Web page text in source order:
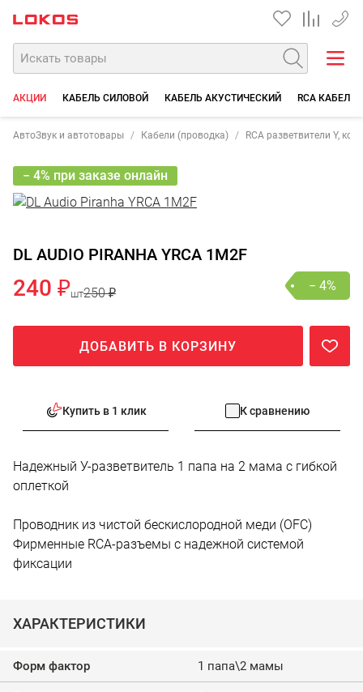
+7
АКЦИИ КАБЕЛЬ СИЛОВОЙ КАБЕЛЬ АКУСТИЧЕСКИЙ RCA
АвтоЗвук и автотовары Кабели (проводка) RCA разветвители Y,
− 4% при заказе онлайн
DL AUDIO PIRANHA YRCA 1M2F
240 ₽шт250 ₽ − 4%
ДОБАВИТЬ В КОРЗИНУ
Купить в 1 клик К сравнению
Надежный У-разветвитель 1 папа на 2 мама с гибкой
оплеткой
Проводник из чистой бескислородной меди (OFC)
Фирменные RCA-разъемы с надежной системой
фиксации
ХАРАКТЕРИСТИКИ
Форм фактор 1 папа\2 мамы